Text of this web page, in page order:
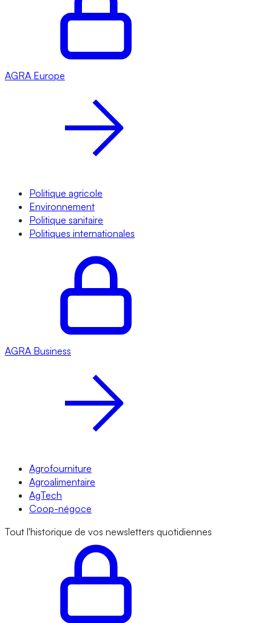
AGRA Europe
Politique agricole
Environnement
Politique sanitaire
Politiques internationales
AGRA Business
Agrofourniture
Agroalimentaire
AgTech
Coop-négoce
Tout l'historique de vos newsletters quotidiennes